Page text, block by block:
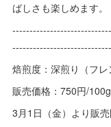
ばしさも楽しめます。
焙煎度：深煎り（フレ
販売価格：750円/
3月1日（金）より販売